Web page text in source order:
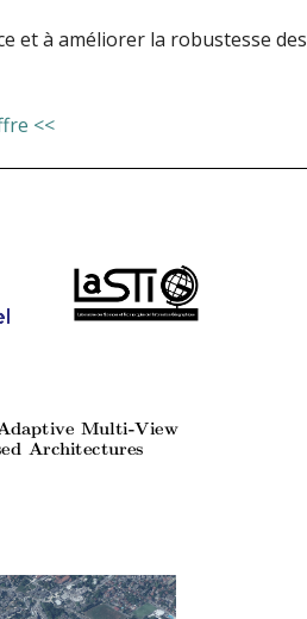
et à améliorer la robustesse des
<<